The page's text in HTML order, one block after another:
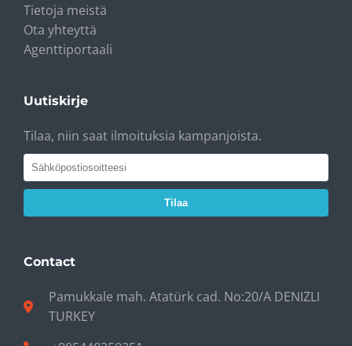
Tietoja meistä
Ota yhteyttä
Agenttiportaali
Uutiskirje
Tilaa, niin saat ilmoituksia kampanjoista.
Tilaa
Contact
Pamukkale mah. Atatürk cad. No:20/A DENIZLI
TURKEY